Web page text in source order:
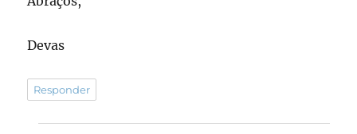
Devas
Responder